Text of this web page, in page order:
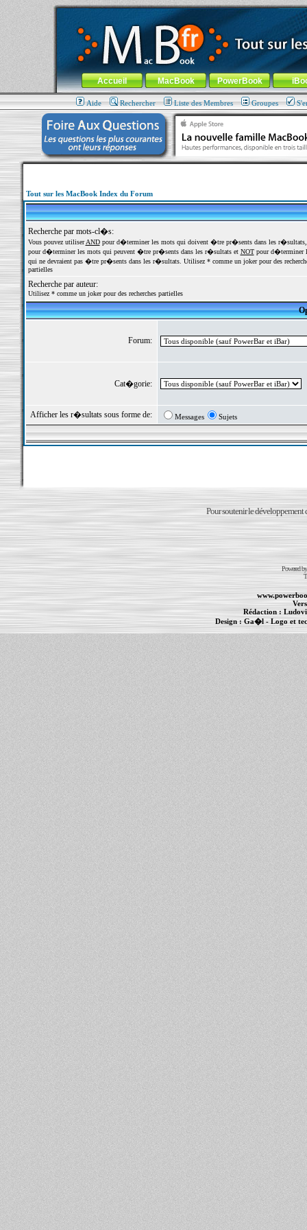
MacBook-fr.com : 100% Apple... 100% nomade !
Aller au contenu-Aller au menu général-Aller au menu de
Menu général
Accueil MacBook PowerBook
Aide Rechercher Liste des Membres Groupes
Tout sur les MacBook Index du Forum
Recherche par mots-cl�s:
Vous pouvez utiliserANDpour d�terminer les mots qui doivent �tre pr�sents dans les
pour d�terminer les mots qui peuvent �tre pr�sents dans les r�sultats et NOTpour d�terminer
qui ne devraient pas �tre pr�sents dans les r�sultats. Utilisez * comme un joker pour des
partielles
Recherche par auteur:
Utilisez * comme un joker pour des recherches partielles
Forum:
Cat�gorie:
Afficher les r�sultats sous forme de: Messages Sujets
Pour soutenir le développement
Powered
Rédaction :
Design : Ga�l- Logo et